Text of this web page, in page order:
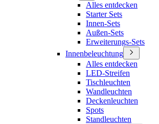
Alles entdecken
Starter Sets
Innen-Sets
Außen-Sets
Erweiterungs-Sets
Innenbeleuchtung
Alles entdecken
LED-Streifen
Tischleuchten
Wandleuchten
Deckenleuchten
Spots
Standleuchten